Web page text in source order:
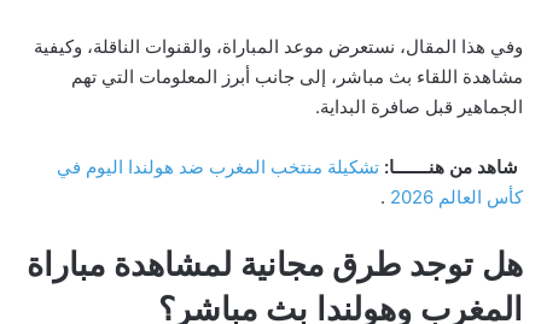
وفي هذا المقال، نستعرض موعد المباراة، والقنوات الناقلة، وكيفية
مشاهدة اللقاء بث مباشر، إلى جانب أبرز المعلومات التي تهم
الجماهير قبل صافرة البداية.
شاهد من هنـــــــا: تشكيلة منتخب المغرب ضد هولندا اليوم في
كأس العالم 2026
.
هل توجد طرق مجانية لمشاهدة مباراة
المغرب وهولندا بث مباشر؟